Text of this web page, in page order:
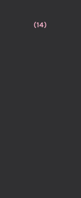
(14)